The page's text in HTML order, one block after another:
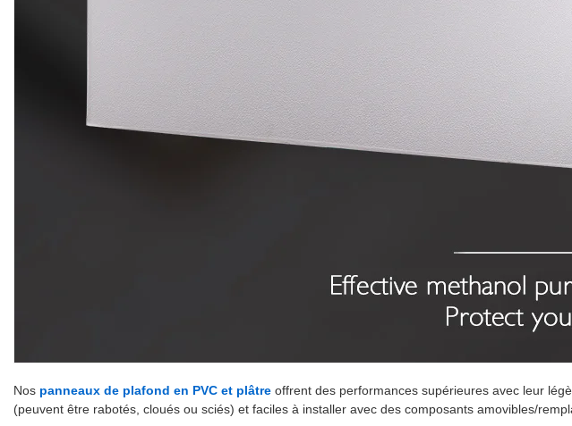
Nos panneaux de plafond en PVC et plâtre offrent des performances supérieures avec leur
(peuvent être rabotés, cloués ou sciés) et faciles à installer avec des composants amovibles/